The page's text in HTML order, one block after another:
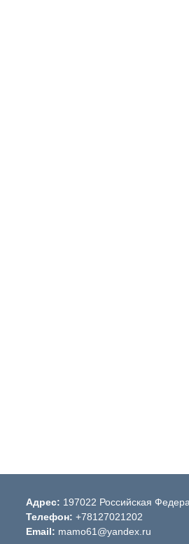
Адрес: 197022 Российская
Телефон: +78127021202
Email: mamo61@yandex.ru